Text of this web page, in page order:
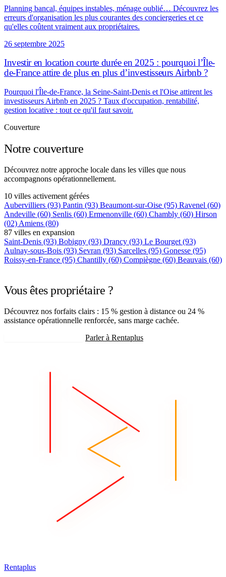
Planning bancal, équipes instables, ménage oublié… Découvrez les
erreurs d'organisation les plus courantes des conciergeries et ce
qu'elles coûtent vraiment aux propriétaires.
26 septembre 2025
Investir en location courte durée en 2025 : pourquoi l’Île-
de-France attire de plus en plus d’investisseurs Airbnb ?
Pourquoi l'Île-de-France, la Seine-Saint-Denis et l'Oise attirent les
investisseurs Airbnb en 2025 ? Taux d'occupation, rentabilité,
gestion locative : tout ce qu'il faut savoir.
Couverture
Notre couverture
Découvrez notre approche locale dans les villes que nous
accompagnons opérationnellement.
10 villes activement gérées
Aubervilliers (93) Pantin (93) Beaumont-sur-Oise (95) Ravenel (60)
Andeville (60) Senlis (60) Ermenonville (60) Chambly (60) Hirson
(02) Amiens (80)
87 villes en expansion
Saint-Denis (93) Bobigny (93) Drancy (93) Le Bourget (93)
Aulnay-sous-Bois (93) Sevran (93) Sarcelles (95) Gonesse (95)
Roissy-en-France (95) Chantilly (60) Compiègne (60) Beauvais (60)
Vous êtes propriétaire ?
Découvrez nos forfaits clairs : 15 % gestion à distance ou 24 %
assistance opérationnelle renforcée, sans marge cachée.
Parler à Rentaplus
Rentaplus